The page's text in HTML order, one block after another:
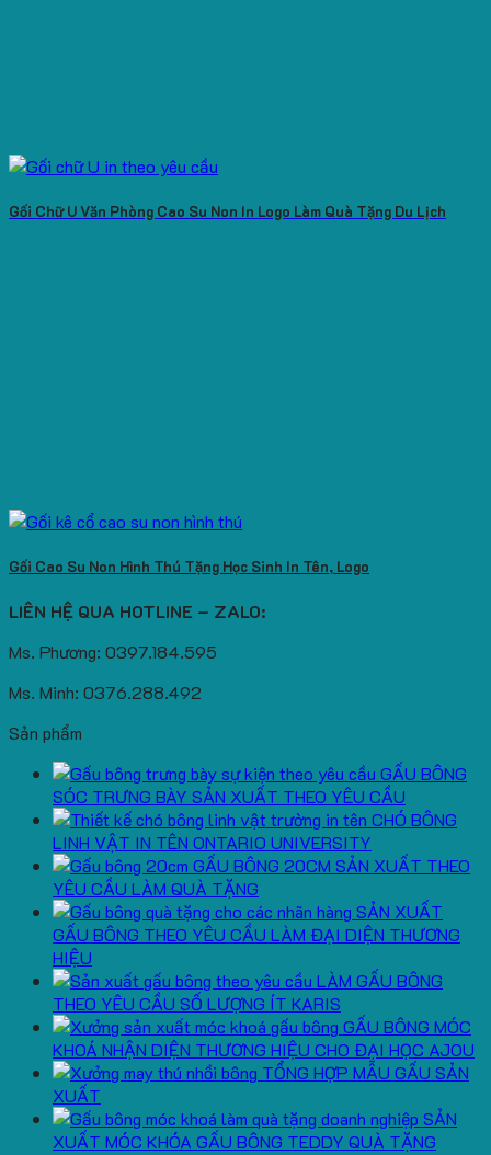
Gối Chữ U Văn Phòng Cao Su Non In Logo Làm Quà Tặng Du Lịch
Gối Cao Su Non Hình Thú Tặng Học Sinh In Tên, Logo
LIÊN HỆ QUA HOTLINE – ZALO:
Ms. Phương: 0397.184.595
Ms. Minh: 0376.288.492
Sản phẩm
GẤU BÔNG
SÓC TRƯNG BÀY SẢN XUẤT THEO YÊU CẦU
CHÓ BÔNG
LINH VẬT IN TÊN ONTARIO UNIVERSITY
GẤU BÔNG 20CM SẢN XUẤT THEO
YÊU CẦU LÀM QUÀ TẶNG
SẢN XUẤT
GẤU BÔNG THEO YÊU CẦU LÀM ĐẠI DIỆN THƯƠNG
HIỆU
LÀM GẤU BÔNG
THEO YÊU CẦU SỐ LƯỢNG ÍT KARIS
GẤU BÔNG MÓC
KHOÁ NHẬN DIỆN THƯƠNG HIỆU CHO ĐẠI HỌC AJOU
TỔNG HỢP MẪU GẤU SẢN
XUẤT
SẢN
XUẤT MÓC KHÓA GẤU BÔNG TEDDY QUÀ TẶNG